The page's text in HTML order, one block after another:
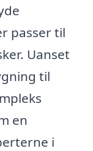
passer til
Uanset
til
en
i